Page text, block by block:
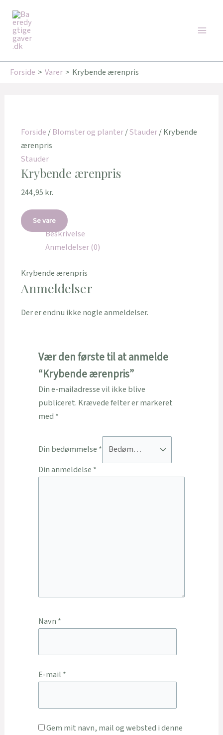
indholdet
Forside Varer Krybende ærenpris
Forside/Blomster og planter/Stauder/ Krybende
ærenpris
Stauder
Krybende ærenpris
244,95 kr.
Se vare
Beskrivelse
Anmeldelser (0)
Krybende ærenpris
Anmeldelser
Der er endnu ikke nogle anmeldelser.
Vær den første til at anmelde
“Krybende ærenpris”
Din e-mailadresse vil ikke blive
publiceret. Krævede felter er markeret
med *
Din bedømmelse *
Din anmeldelse *
Navn *
E-mail *
Gem mit navn, mail og websted i denne